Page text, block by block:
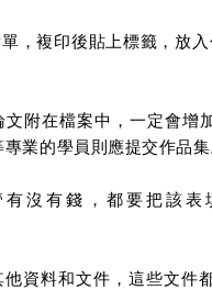
，複印後貼上標籤，放
附在檔案中，一定會增
業的學員則應提交作品集
沒有錢，都要把該表
資料和文件，這些文件